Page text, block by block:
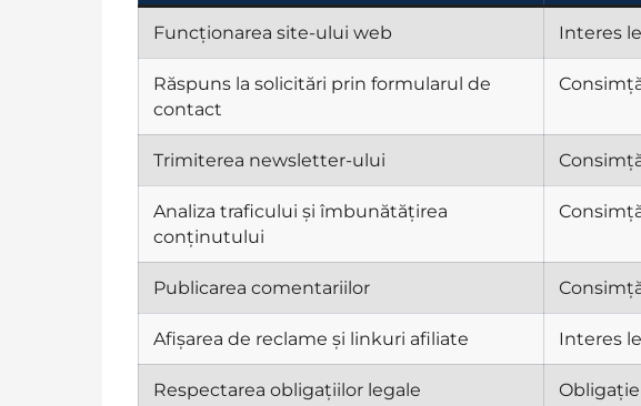
Funcționarea site-ului web Interes
Răspuns la solicitări prin formularul de
contact
Trimiterea newsletter-ului
Analiza traficului și îmbunătățirea
conținutului
Publicarea comentariilor
Afișarea de reclame și linkuri afiliate Interes
Respectarea obligațiilor legale Obligație